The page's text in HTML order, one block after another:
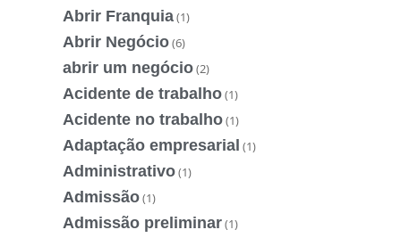
Abrir Franquia(1)
Abrir Negócio(6)
abrir um negócio(2)
Acidente de trabalho(1)
Acidente no trabalho(1)
Adaptação empresarial (1)
Administrativo(1)
Admissão(1)
Admissão preliminar(1)